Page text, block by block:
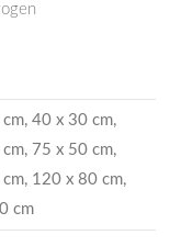
40 x 30 cm,
75 x 50 cm,
120 x 80 cm,
cm